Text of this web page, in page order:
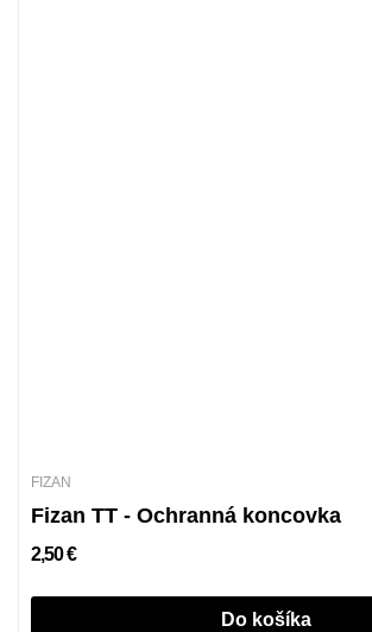
FIZAN
Fizan TT - Ochranná koncovka
2,50 €
Do košíka